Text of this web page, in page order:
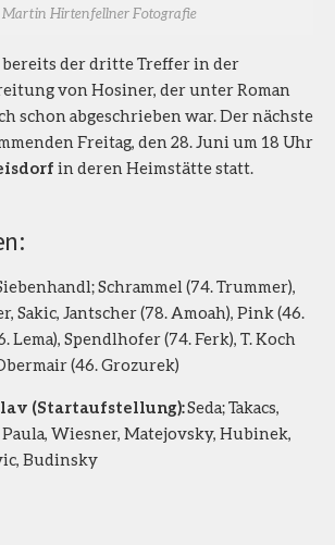
Martin Hirtenfellner Fotografie
bereits der dritte Treffer in der
von Hosiner, der unter Roman
schon abgeschrieben war. Der nächste
Freitag, den 28. Juni um 18 Uhr
in deren Heimstätte statt.
Schrammel (74. Trummer),
Sakic, Jantscher (78. Amoah), Pink (46.
Lema), Spendlhofer (74. Ferk), T. Koch
(46. Grozurek)
(Startaufstellung):Seda; Takacs,
Wiesner, Matejovsky, Hubinek,
Budinsky